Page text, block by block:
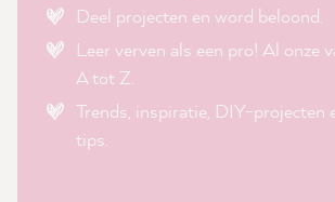
Deel projecten en word beloond.
Leer verven als een pro! Al onze
A tot Z.
Trends, inspiratie, DIY-projecten
tips.